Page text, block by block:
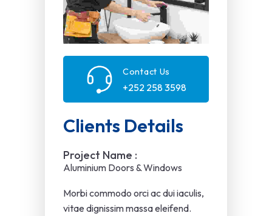
Clients Details
Project Name :
Aluminium Doors & Windows
Morbi commodo orci ac dui iaculis,
vitae dignissim massa eleifend.
Contact Us
+252 258 3598